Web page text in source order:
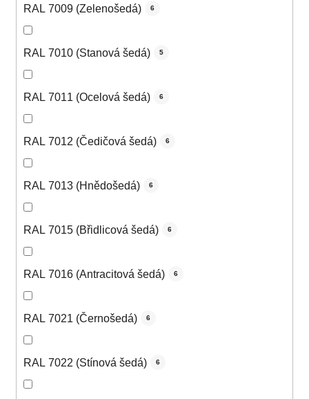
RAL 7009 (Zelenošedá) 6
RAL 7010 (Stanová šedá) 5
RAL 7011 (Ocelová šedá) 6
RAL 7012 (Čedičová šedá) 6
RAL 7013 (Hnědošedá) 6
RAL 7015 (Břidlicová šedá) 6
RAL 7016 (Antracitová šedá) 6
RAL 7021 (Černošedá) 6
RAL 7022 (Stínová šedá) 6